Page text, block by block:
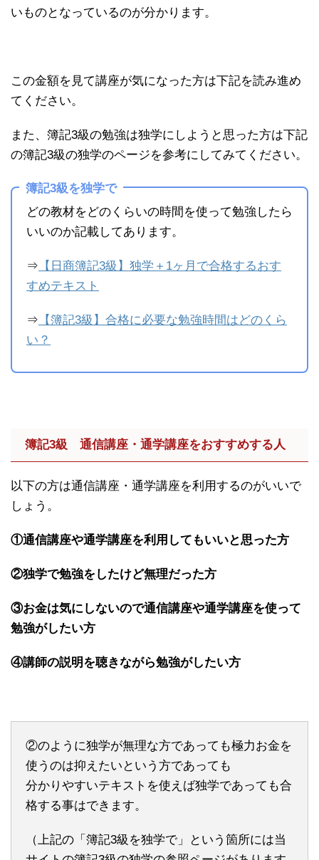
いものとなっているのが分かります。
この金額を見て講座が気になった方は下記を読み進め
てください。
また、簿記3級の勉強は独学にしようと思った方は下記
の簿記3級の独学のページを参考にしてみてください。
簿記3級を独学で
どの教材をどのくらいの時間を使って勉強したら
いいのか記載してあります。
⇒ 【日商簿記3級】独学＋1ヶ月で合格するおす
すめテキスト
⇒ 【簿記3級】合格に必要な勉強時間はどのくら
い？
簿記3級 通信講座・通学講座をおすすめする人
以下の方は通信講座・通学講座を利用するのがいいで
しょう。
①通信講座や通学講座を利用してもいいと思った方
②独学で勉強をしたけど無理だった方
③お金は気にしないので通信講座や通学講座を使って
勉強がしたい方
④講師の説明を聴きながら勉強がしたい方
②のように独学が無理な方であっても極力お金を
使うのは抑えたいという方であっても
分かりやすいテキストを使えば独学であっても合
格する事はできます。
（上記の「簿記3級を独学で」という箇所には当